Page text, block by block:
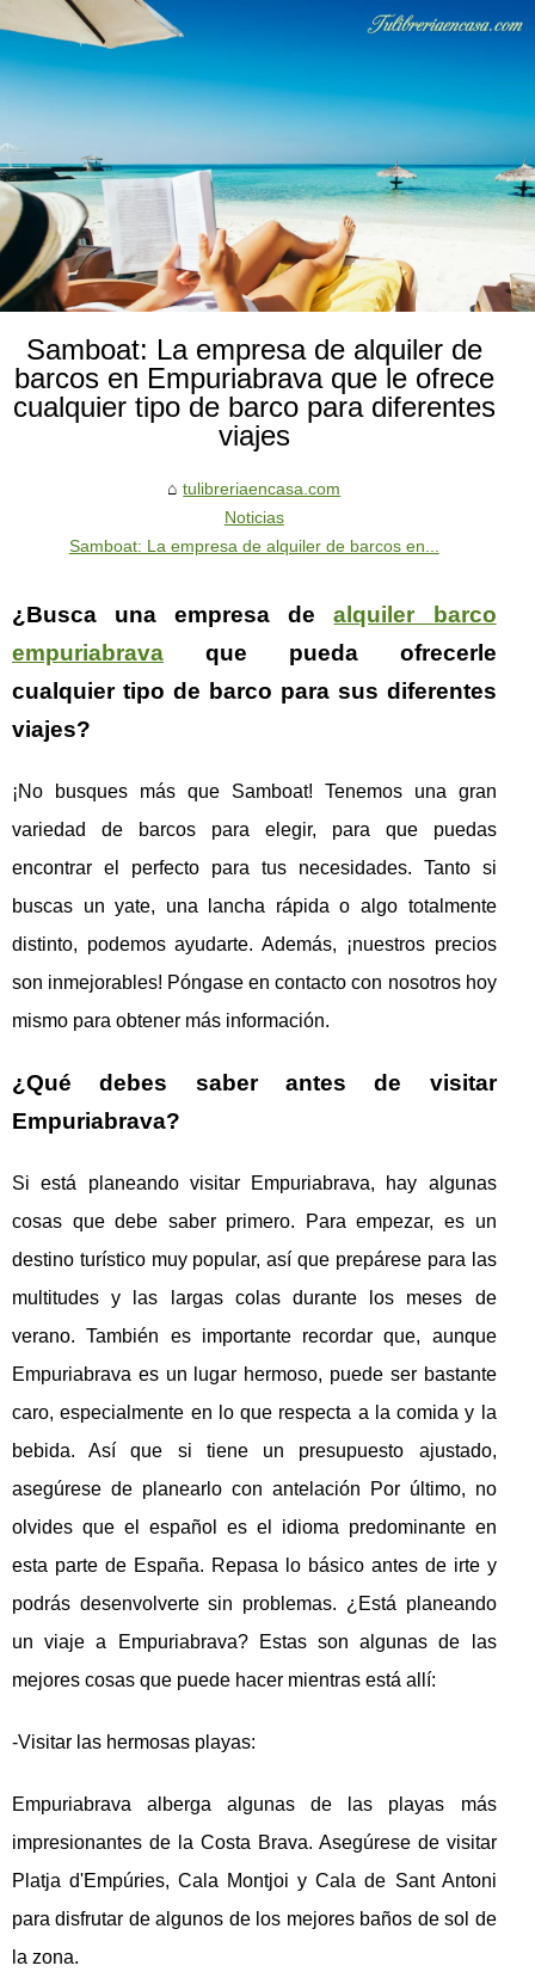
Samboat: La empresa de alquiler de
barcos en Empuriabrava que le ofrece
cualquier tipo de barco para diferentes
viajes
tulibreriaencasa.com
Noticias
Samboat: La empresa de alquiler de barcos en...
¿Busca una empresa dealquiler barco
empuriabrava que pueda ofrecerle
cualquier tipo de barco para sus diferentes
viajes?
¡No busques más que Samboat! Tenemos una gran
variedad de barcos para elegir, para que puedas
encontrar el perfecto para tus necesidades. Tanto si
buscas un yate, una lancha rápida o algo totalmente
distinto, podemos ayudarte. Además, ¡nuestros precios
son inmejorables! Póngase en contacto con nosotros hoy
mismo para obtener más información.
¿Qué debes saber antes de visitar
Empuriabrava?
Si está planeando visitar Empuriabrava, hay algunas
cosas que debe saber primero. Para empezar, es un
destino turístico muy popular, así que prepárese para las
multitudes y las largas colas durante los meses de
verano. También es importante recordar que, aunque
Empuriabrava es un lugar hermoso, puede ser bastante
caro, especialmente en lo que respecta a la comida y la
bebida. Así que si tiene un presupuesto ajustado,
asegúrese de planearlo con antelación Por último, no
olvides que el español es el idioma predominante en
esta parte de España. Repasa lo básico antes de irte y
podrás desenvolverte sin problemas. ¿Está planeando
un viaje a Empuriabrava? Estas son algunas de las
mejores cosas que puede hacer mientras está allí:
-Visitar las hermosas playas:
Empuriabrava alberga algunas de las playas más
impresionantes de la Costa Brava. Asegúrese de visitar
Platja d'Empúries, Cala Montjoi y Cala de Sant Antoni
para disfrutar de algunos de los mejores baños de sol de
la zona.